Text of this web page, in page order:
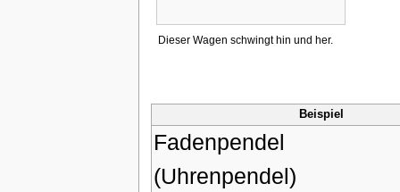
Dieser Wagen schwingt hin und her.
Beispiel
Fadenpendel
(Uhrenpendel)